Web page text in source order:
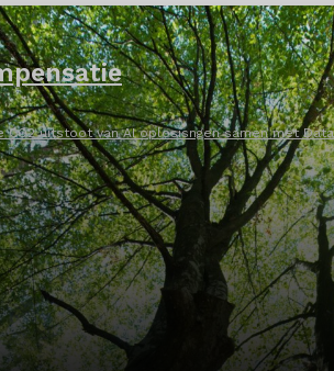
CO2 uitstoot van AI oplosisngen samen met